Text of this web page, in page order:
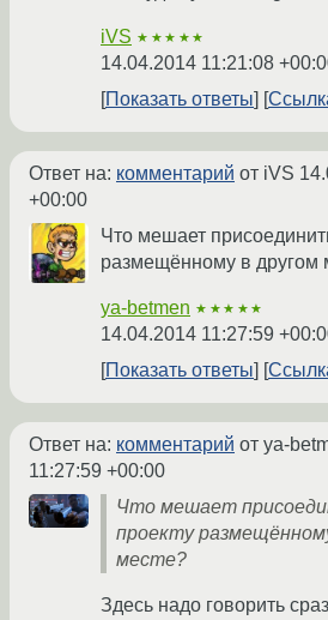
iVS ★★★★★
14.04.2014 11:21:08
Показать ответы
Ответ на: комментарий от iVS
+00:00
Что мешает
размещённому в другом
ya-betmen ★★★★★
14.04.2014 11:27:59
Показать ответы
Ответ на: комментарий от ya-
11:27:59 +00:00
Что мешает
проекту
месте?
Здесь надо говорить